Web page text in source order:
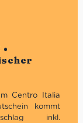
Centro Italia
kommt
inkl.